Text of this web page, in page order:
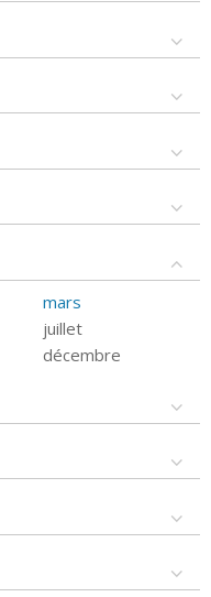
mars
juillet
décembre